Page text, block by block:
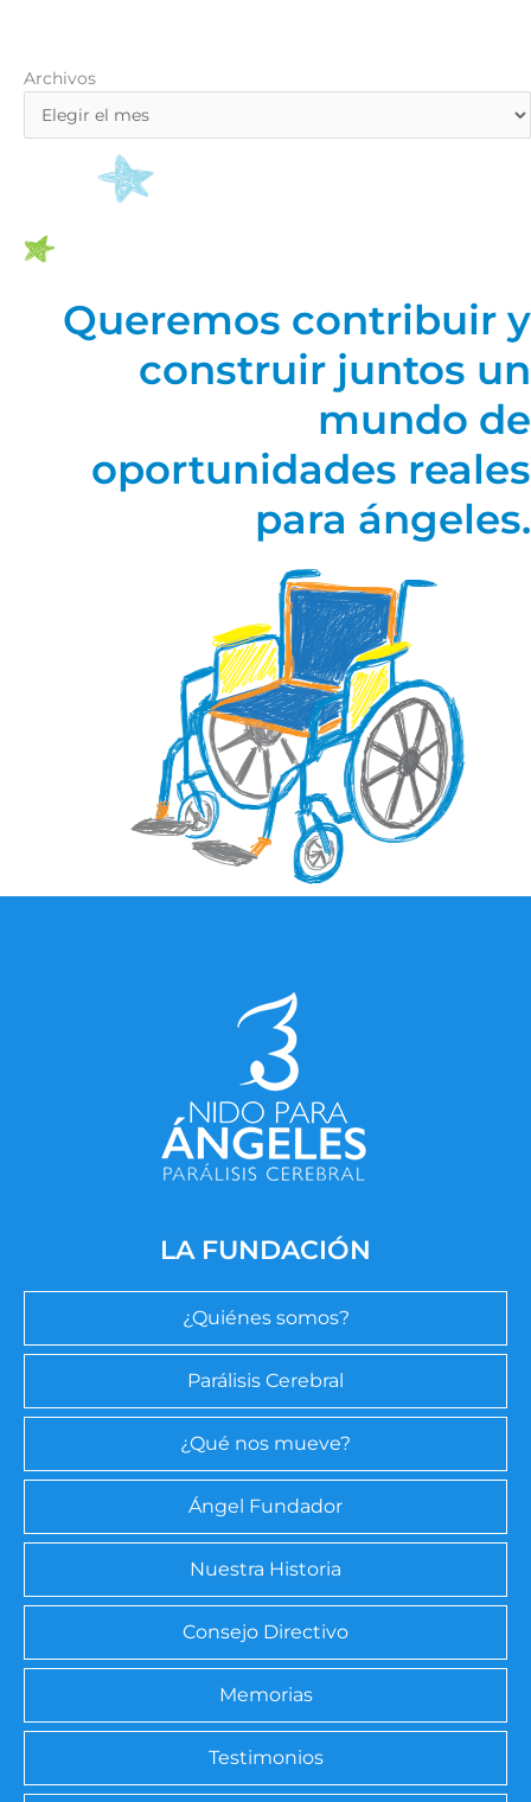
Archivos
Archivos
Queremos contribuir y
construir juntos un
mundo de
oportunidades reales
para ángeles.
LA FUNDACIÓN
¿Quiénes somos?
Parálisis Cerebral
¿Qué nos mueve?
Ángel Fundador
Nuestra Historia
Consejo Directivo
Memorias
Testimonios